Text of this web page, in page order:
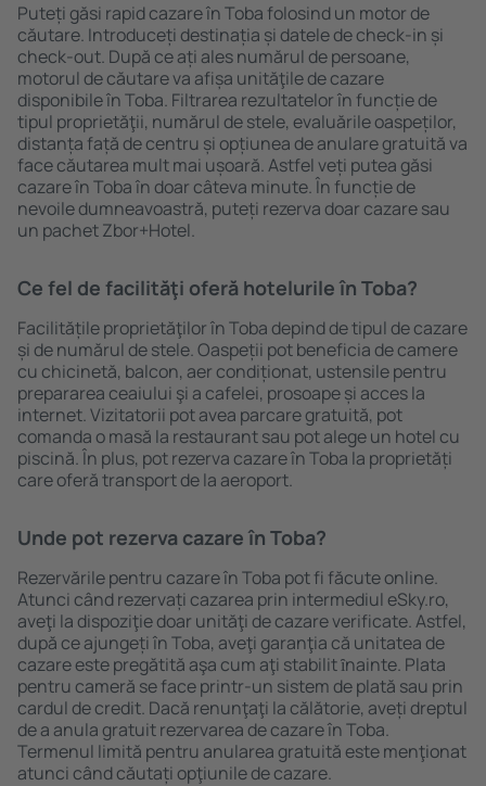
Puteți găsi rapid cazare în Toba folosind un motor de
căutare. Introduceți destinația și datele de check-in și
check-out. După ce ați ales numărul de persoane,
motorul de căutare va afișa unităţile de cazare
disponibile în Toba. Filtrarea rezultatelor în funcție de
tipul proprietăţii, numărul de stele, evaluările oaspeților,
distanța față de centru și opțiunea de anulare gratuită va
face căutarea mult mai ușoară. Astfel veți putea găsi
cazare în Toba în doar câteva minute. În funcție de
nevoile dumneavoastră, puteți rezerva doar cazare sau
un pachet Zbor+Hotel.
Ce fel de facilităţi oferă hotelurile în Toba?
Facilitățile proprietăţilor în Toba depind de tipul de cazare
și de numărul de stele. Oaspeții pot beneficia de camere
cu chicinetă, balcon, aer condiționat, ustensile pentru
prepararea ceaiului şi a cafelei, prosoape și acces la
internet. Vizitatorii pot avea parcare gratuită, pot
comanda o masă la restaurant sau pot alege un hotel cu
piscină. În plus, pot rezerva cazare în Toba la proprietăți
care oferă transport de la aeroport.
Unde pot rezerva cazare în Toba?
Rezervările pentru cazare în Toba pot fi făcute online.
Atunci când rezervați cazarea prin intermediul eSky.ro,
aveţi la dispoziţie doar unităţi de cazare verificate. Astfel,
după ce ajungeți în Toba, aveţi garanţia că unitatea de
cazare este pregătită aşa cum aţi stabilit ȋnainte. Plata
pentru cameră se face printr-un sistem de plată sau prin
cardul de credit. Dacă renunţaţi la călătorie, aveți dreptul
de a anula gratuit rezervarea de cazare în Toba.
Termenul limită pentru anularea gratuită este menţionat
atunci când căutați opţiunile de cazare.